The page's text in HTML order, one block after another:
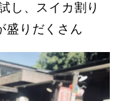
し、スイカ割り
盛りだくさん